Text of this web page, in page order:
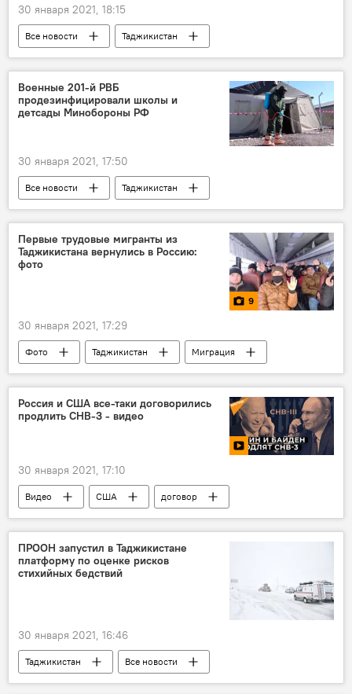
30 января 2021, 18:15
Все новости
Таджикистан
Таджикистан Style
Культура
Знаменитости
Военные 201-й РВБ
продезинфицировали школы и
детсады Минобороны РФ
30 января 2021, 17:50
Все новости
Таджикистан
201-я РВБ в Таджикистане
Первые трудовые мигранты из
Таджикистана вернулись в Россию:
фото
9
30 января 2021, 17:29
Фото Таджикистан
Миграция
Новости мигрантов из Центральной Азии в России
Россия и США все-таки договорились
продлить СНВ-3 - видео
30 января 2021, 17:10
Видео США
договор
Россия
ПРООН запустил в Таджикистане
платформу по оценке рисков
стихийных бедствий
30 января 2021, 16:46
Таджикистан
Все новости
стихийные бедствия
КЧС Таджикистана